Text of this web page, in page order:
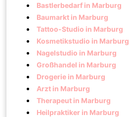
Bastlerbedarf in Marburg
Baumarkt in Marburg
Tattoo-Studio in Marburg
Kosmetikstudio in Marburg
Nagelstudio in Marburg
Großhandel in Marburg
Drogerie in Marburg
Arzt in Marburg
Therapeut in Marburg
Heilpraktiker in Marburg